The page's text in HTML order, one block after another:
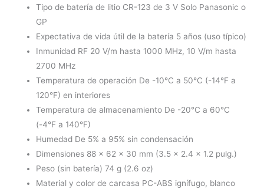
Tipo de batería de litio CR-123 de 3 V Solo Panasonic o
GP
Expectativa de vida útil de la batería 5 años (uso típico)
Inmunidad RF 20 V/m hasta 1000 MHz, 10 V/m hasta
2700 MHz
Temperatura de operación De -10°C a 50°C (-14°F a
120°F) en interiores
Temperatura de almacenamiento De -20°C a 60°C
(-4°F a 140°F)
Humedad De 5% a 95% sin condensación
Dimensiones 88 x 62 x 30 mm (3.5 x 2.4 x 1.2 pulg.)
Peso (sin batería) 74 g (2.6 oz)
Material y color de carcasa PC-ABS ignífugo, blanco